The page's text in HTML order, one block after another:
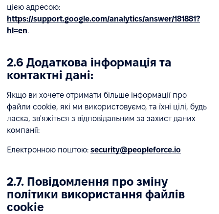
цією адресою:
https://support.google.com/analytics/answer/181881?
hl=en.
2.6 Додаткова інформація та
контактні дані:
Якщо ви хочете отримати більше інформації про
файли cookie, які ми використовуємо, та їхні цілі, будь
ласка, зв'яжіться з відповідальним за захист даних
компанії:
Електронною поштою: security@peopleforce.io
2.7. Повідомлення про зміну
політики використання файлів
cookie